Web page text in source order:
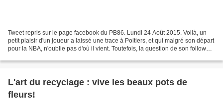
Tweet repris sur le page facebook du PB86. Lundi 24 Août 2015. Voilà, un
petit plaisir d'un joueur a laissé une trace à Poitiers, et qui malgré son départ
pour la NBA, n'oublie pas d'où il vient. Toutefois, la question de son follower
L'art du recyclage : vive les beaux pots de
fleurs!